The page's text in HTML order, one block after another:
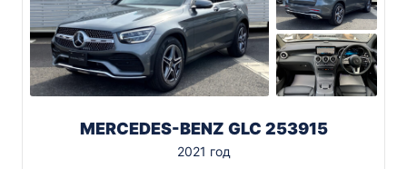
MERCEDES-BENZ GLC 253915
2021 год